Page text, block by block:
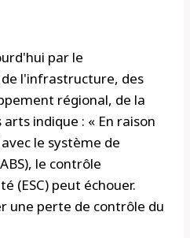
par le
l'infrastructure, des
régional, de la
indique : « En raison
le système de
le contrôle
(ESC) peut échouer.
une perte de contrôle du